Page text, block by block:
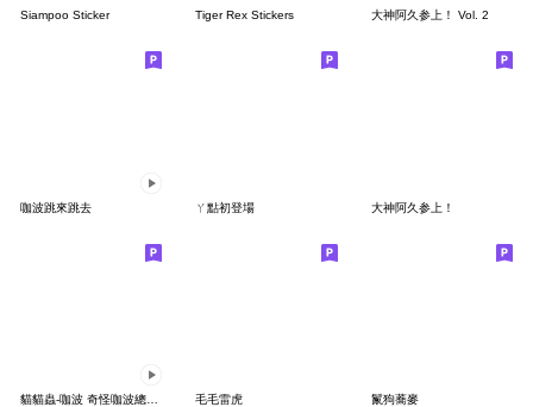
Siampoo Sticker Tiger Rex Stickers 大神阿久参上！ Vol. 2
咖波跳來跳去 ㄚ點初登場 大神阿久参上！
毛毛雷虎 鬣狗蕎麥